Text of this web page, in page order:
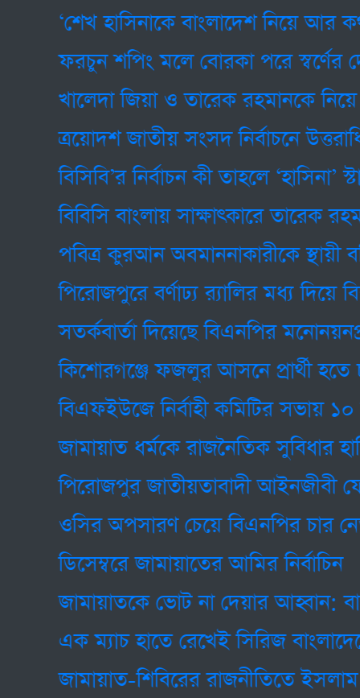
‘শেখ হাসিনাকে বাংলাদেশ নিয়ে আর কথা
ফরচুন শপিং মলে বোরকা পরে স্বর্ণের
খালেদা জিয়া ও তারেক রহমানকে নিয়ে
ত্রয়োদশ জাতীয় সংসদ নির্বাচনে
বিসিবি’র নির্বাচন কী তাহলে ‘হাসিনা’
বিবিসি বাংলায় সাক্ষাৎকারে তারেক রহমান
পবিত্র কুরআন অবমাননাকারীকে স্থায়ী
পিরোজপুরে বর্ণাঢ্য র‍্যালির মধ্য দিয়ে
সতর্কবার্তা দিয়েছে বিএনপির
কিশোরগঞ্জে ফজলুর আসনে প্রার্থী হতে
বিএফইউজে নির্বাহী কমিটির সভায় ১০ দফা
জামায়াত ধর্মকে রাজনৈতিক সুবিধার
পিরোজপুর জাতীয়তাবাদী আইনজীবী
ওসির অপসারণ চেয়ে বিএনপির চার নেতা
ডিসেম্বরে জামায়াতের আমির নির্বাচিন
জামায়াতকে ভোট না দেয়ার আহ্বান:
এক ম্যাচ হাতে রেখেই সিরিজ বাংলাদেশের
জামায়াত-শিবিরের রাজনীতিতে ইসলাম